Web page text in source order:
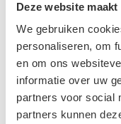
Deze website
We gebruiken
personaliseren, om
en om ons
informatie over uw
partners voor social
partners kunnen
SALE-